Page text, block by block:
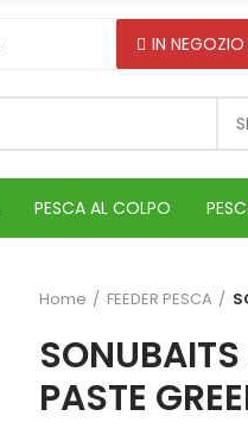
IN
PESCA AL COLPO
Home FEEDER PESCA
PASTE